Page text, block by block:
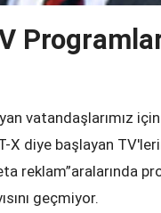
vatandaşlarımız
X diye başlayan
reklam”aralarında
geçmiyor.